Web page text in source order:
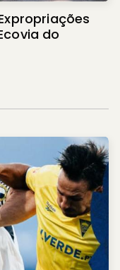
do